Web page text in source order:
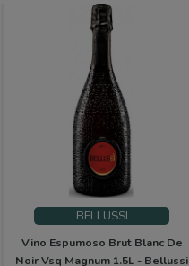
BELLUSSI
Vino Espumoso Brut Blanc De
Noir Vsq Magnum 1.5L - Bellussi